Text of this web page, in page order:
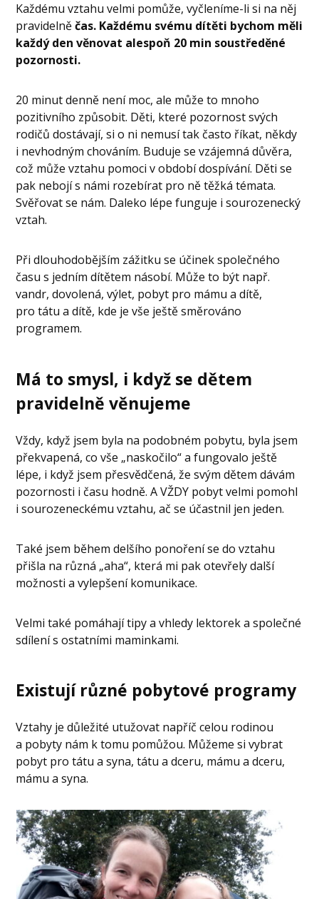
Každému vztahu velmi pomůže, vyčleníme-li si na něj
pravidelněčas. Každému svému dítěti bychom měli
každý den věnovat alespoň 20 min soustředěné
pozornosti.
20 minut denně není moc, ale může to mnoho
pozitivního způsobit. Děti, které pozornost svých
rodičů dostávají, si o ni nemusí tak často říkat, někdy
i nevhodným chováním. Buduje se vzájemná důvěra,
což může vztahu pomoci v období dospívání. Děti se
pak nebojí s námi rozebírat pro ně těžká témata.
Svěřovat se nám. Daleko lépe funguje i sourozenecký
vztah.
Při dlouhodobějším zážitku se účinek společného
času s jedním dítětem násobí. Může to být např.
vandr, dovolená, výlet, pobyt pro mámu a dítě,
pro tátu a dítě, kde je vše ještě směrováno
programem.
Má to smysl, i když se dětem
pravidelně věnujeme
Vždy, když jsem byla na podobném pobytu, byla jsem
překvapená, co vše „naskočilo“ a fungovalo ještě
lépe, i když jsem přesvědčená, že svým dětem dávám
pozornosti i času hodně. A VŽDY pobyt velmi pomohl
i sourozeneckému vztahu, ač se účastnil jen jeden.
Také jsem během delšího ponoření se do vztahu
přišla na různá „aha“, která mi pak otevřely další
možnosti a vylepšení komunikace.
Velmi také pomáhají tipy a vhledy lektorek a společné
sdílení s ostatními maminkami.
Existují různé pobytové programy
Vztahy je důležité utužovat napříč celou rodinou
a pobyty nám k tomu pomůžou. Můžeme si vybrat
pobyt pro tátu a syna, tátu a dceru, mámu a dceru,
mámu a syna.